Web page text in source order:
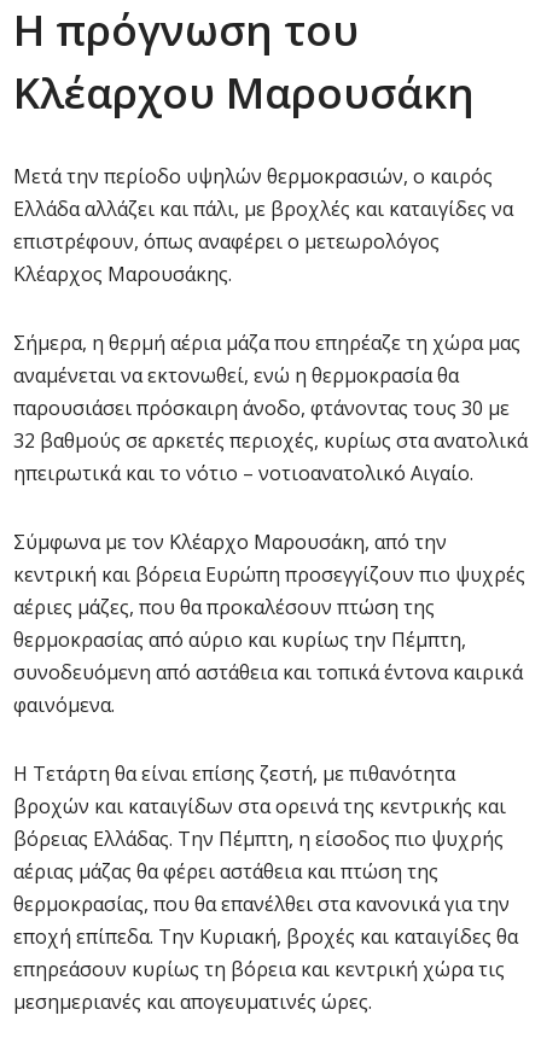
Η πρόγνωση του
Κλέαρχου Μαρουσάκη
Μετά την περίοδο υψηλών θερμοκρασιών, ο καιρός
Ελλάδα αλλάζει και πάλι, με βροχλές και καταιγίδες να
επιστρέφουν, όπως αναφέρει ο μετεωρολόγος
Κλέαρχος Μαρουσάκης.
Σήμερα, η θερμή αέρια μάζα που επηρέαζε τη χώρα μας
αναμένεται να εκτονωθεί, ενώ η θερμοκρασία θα
παρουσιάσει πρόσκαιρη άνοδο, φτάνοντας τους 30 με
32 βαθμούς σε αρκετές περιοχές, κυρίως στα ανατολικά
ηπειρωτικά και το νότιο – νοτιοανατολικό Αιγαίο.
Σύμφωνα με τον Κλέαρχο Μαρουσάκη, από την
κεντρική και βόρεια Ευρώπη προσεγγίζουν πιο ψυχρές
αέριες μάζες, που θα προκαλέσουν πτώση της
θερμοκρασίας από αύριο και κυρίως την Πέμπτη,
συνοδευόμενη από αστάθεια και τοπικά έντονα καιρικά
φαινόμενα.
Η Τετάρτη θα είναι επίσης ζεστή, με πιθανότητα
βροχών και καταιγίδων στα ορεινά της κεντρικής και
βόρειας Ελλάδας. Την Πέμπτη, η είσοδος πιο ψυχρής
αέριας μάζας θα φέρει αστάθεια και πτώση της
θερμοκρασίας, που θα επανέλθει στα κανονικά για την
εποχή επίπεδα. Την Κυριακή, βροχές και καταιγίδες θα
επηρεάσουν κυρίως τη βόρεια και κεντρική χώρα τις
μεσημεριανές και απογευματινές ώρες.